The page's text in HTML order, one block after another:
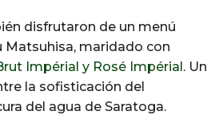
disfrutaron de un menú
Matsuhisa, maridado con
Impérial y Rosé Impérial. Un
la sofisticación del
del agua de Saratoga.